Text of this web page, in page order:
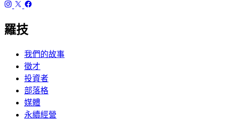
羅技
我們的故事
徵才
投資者
部落格
媒體
永續經營